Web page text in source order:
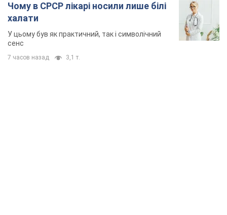
Чому в СРСР лікарі носили лише білі
халати
У цьому був як практичний, так і символічний
сенс
7 часов назад 3,1 т.